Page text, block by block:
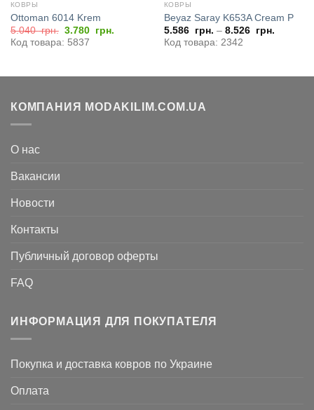
КОВРЫ
Ottoman 6014 Krem
5.040грн. Первоначальная
цена
составляла
3.780 грн.
Код товара: 5837
КОВРЫ
Beyaz Saray K653A Cream P
5.586 грн. – 8.526 грн.
Код товара: 2342
КОМПАНИЯ MODAKILIM.COM.UA
О нас
Вакансии
Новости
Контакты
Публичный договор оферты
FAQ
ИНФОРМАЦИЯ ДЛЯ ПОКУПАТЕЛЯ
Покупка и доставка ковров по Украине
Оплата